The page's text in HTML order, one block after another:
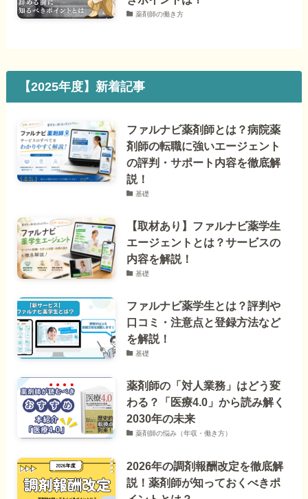
薬剤師の働き方
【2025年度】新着記事
ファルナビ薬剤師とは？病院薬
剤師の転職に強いエージェント
の評判・サポート内容を徹底解
説！
基礎
【取材あり】ファルナビ薬学生
エージェントとは？サービスの
内容を解説！
基礎
ファルナビ薬学生とは？評判や
口コミ・注意点と登録方法など
を解説！
基礎
薬剤師の「対人業務」はどう変
わる？「医療4.0」から読み解く
2030年の未来
薬剤師の悩み（年収・働き方）
2026年の調剤報酬改定を徹底解
説！薬剤師が知っておくべきポ